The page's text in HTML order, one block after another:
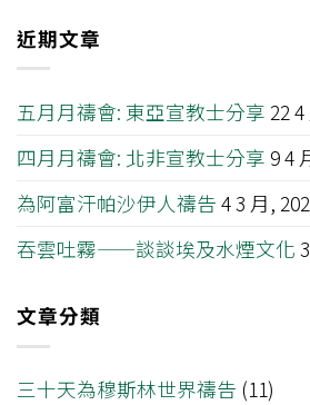
近期文章
五月月禱會: 東亞宣教士分享 22
四月月禱會: 北非宣教士分享 9 4
為阿富汗帕沙伊人禱告 4 3 月,
吞雲吐霧——談談埃及水煙文化
文章分類
三十天為穆斯林世界禱告 (11)